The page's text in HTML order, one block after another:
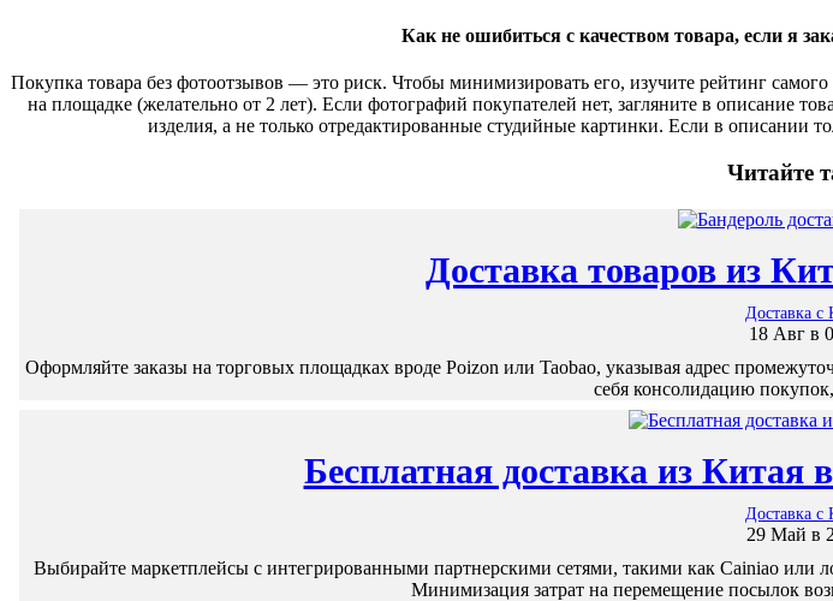
Как не ошибиться с качеством товара, если я
Покупка товара без фотоотзывов — это риск. Чтобы минимизировать его, изучите рейтинг
на площадке (желательно от 2 лет). Если фотографий покупателей нет, загляните в описание
изделия, а не только отредактированные студийные картинки. Если в описании
Читайте
Доставка товаров из
Доставка с
18 Авг в
Оформляйте заказы на торговых площадках вроде Poizon или Taobao, указывая адрес
себя консолидацию
Бесплатная доставка из Китая
Доставка с
29 Май в
Выбирайте маркетплейсы с интегрированными партнерскими сетями, такими как Cainiao или
Минимизация затрат на перемещение посылок